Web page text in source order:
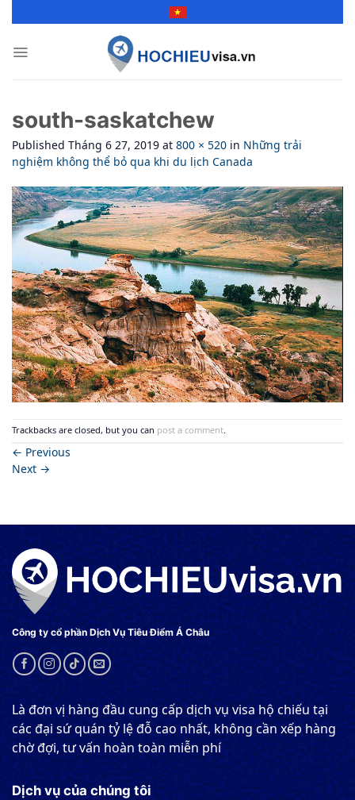
south-saskatchew
Published Tháng 6 27, 2019 at 800 × 520 in Những trải
nghiệm không thể bỏ qua khi du lịch Canada
Trackbacks are closed, but you can post a comment.
← Previous
Next →
Công ty cổ phần Dịch Vụ Tiêu Điểm Á Châu
Là đơn vị hàng đầu cung cấp dịch vụ visa hộ chiếu tại
các đại sứ quán tỷ lệ đỗ cao nhất, không cần xếp hàng
chờ đợi, tư vấn hoàn toàn miễn phí
Dịch vụ của chúng tôi